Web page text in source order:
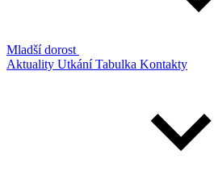
Mladší dorost
Aktuality UtkáníTabulka Kontakty